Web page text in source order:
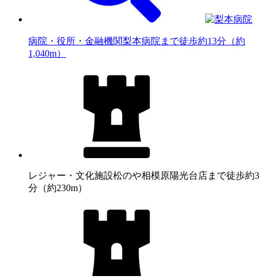
病院・役所・金融機関梨本病院まで徒歩約13分（約
1,040m）
レジャー・文化施設松のや相模原陽光台店まで徒歩約3
分（約230m）